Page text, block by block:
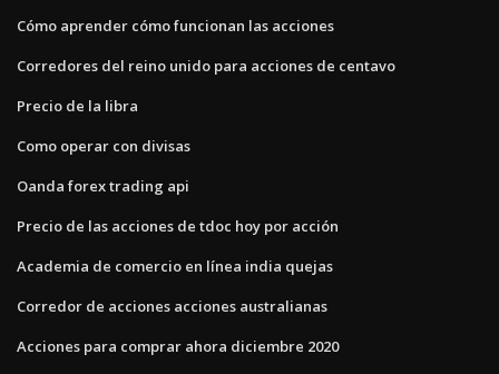
Cómo aprender cómo funcionan las acciones
Corredores del reino unido para acciones de centavo
Precio de la libra
Como operar con divisas
Oanda forex trading api
Precio de las acciones de tdoc hoy por acción
Academia de comercio en línea india quejas
Corredor de acciones acciones australianas
Acciones para comprar ahora diciembre 2020